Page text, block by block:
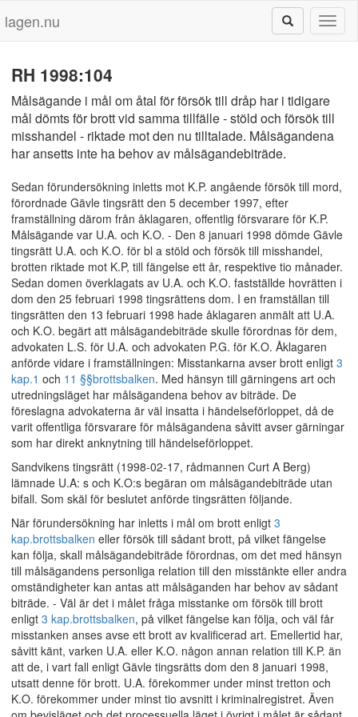
lagen.nu
RH 1998:104
Målsägande i mål om åtal för försök till dråp har i tidigare
mål dömts för brott vid samma tillfälle - stöld och försök till
misshandel - riktade mot den nu tilltalade. Målsägandena
har ansetts inte ha behov av målsägandebiträde.
Sedan förundersökning inletts mot K.P. angående försök till mord,
förordnade Gävle tingsrätt den 5 december 1997, efter
framställning därom från åklagaren, offentlig försvarare för K.P.
Målsägande var U.A. och K.O. - Den 8 januari 1998 dömde Gävle
tingsrätt U.A. och K.O. för bl a stöld och försök till misshandel,
brotten riktade mot K.P, till fängelse ett år, respektive tio månader.
Sedan domen överklagats av U.A. och K.O. fastställde hovrätten i
dom den 25 februari 1998 tingsrättens dom. I en framställan till
tingsrätten den 13 februari 1998 hade åklagaren anmält att U.A.
och K.O. begärt att målsägandebiträde skulle förordnas för dem,
advokaten L.S. för U.A. och advokaten P.G. för K.O. Åklagaren
anförde vidare i framställningen: Misstankarna avser brott enligt 3
kap.1 och 11 §§brottsbalken. Med hänsyn till gärningens art och
utredningsläget har målsägandena behov av biträde. De
föreslagna advokaterna är väl insatta i händelseförloppet, då de
varit offentliga försvarare för målsägandena såvitt avser gärningar
som har direkt anknytning till händelseförloppet.
Sandvikens tingsrätt (1998-02-17, rådmannen Curt A Berg)
lämnade U.A: s och K.O:s begäran om målsägandebiträde utan
bifall. Som skäl för beslutet anförde tingsrätten följande.
När förundersökning har inletts i mål om brott enligt 3
kap.brottsbalken eller försök till sådant brott, på vilket fängelse
kan följa, skall målsägandebiträde förordnas, om det med hänsyn
till målsägandens personliga relation till den misstänkte eller andra
omständigheter kan antas att målsäganden har behov av sådant
biträde. - Väl är det i målet fråga misstanke om försök till brott
enligt 3 kap.brottsbalken, på vilket fängelse kan följa, och väl får
misstanken anses avse ett brott av kvalificerad art. Emellertid har,
såvitt känt, varken U.A. eller K.O. någon annan relation till K.P. än
att de, i vart fall enligt Gävle tingsrätts dom den 8 januari 1998,
utsatt denne för brott. U.A. förekommer under minst tretton och
K.O. förekommer under minst tio avsnitt i kriminalregistret. Även